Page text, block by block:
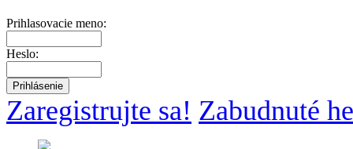
Prihlasovacie meno:
Heslo:
Zaregistrujte sa! Zabudnuté